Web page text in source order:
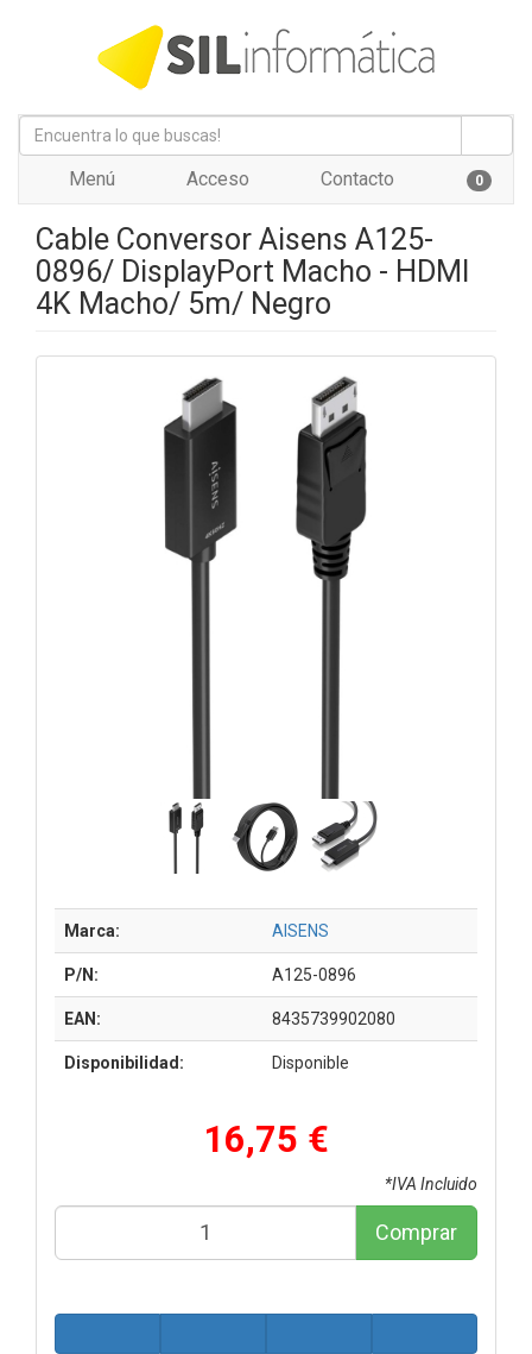
Menú Acceso Contacto 0
Cable Conversor Aisens A125-
0896/ DisplayPort Macho - HDMI
4K Macho/ 5m/ Negro
Marca: AISENS
P/N: A125-0896
EAN: 8435739902080
Disponibilidad: Disponible
16,75 €
*IVA Incluido
Comprar